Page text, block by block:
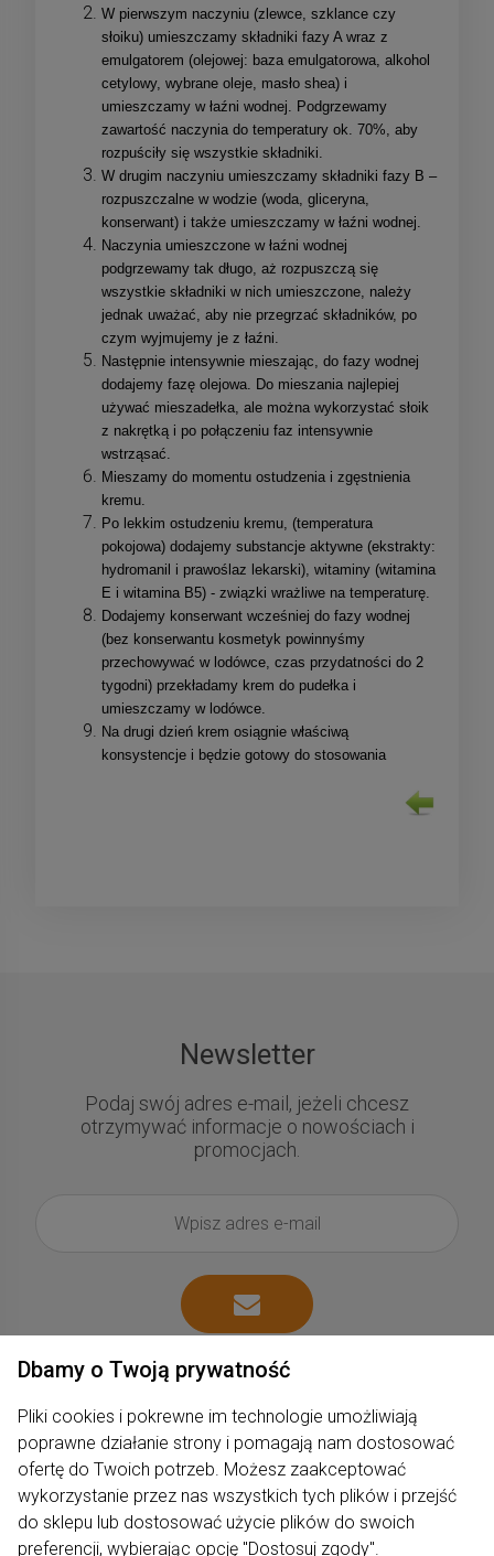
W pierwszym naczyniu (zlewce, szklance czy
słoiku) umieszczamy składniki fazy A wraz z
emulgatorem (olejowej: baza emulgatorowa, alkohol
cetylowy, wybrane oleje, masło shea) i
umieszczamy w łaźni wodnej. Podgrzewamy
zawartość naczynia do temperatury ok. 70%, aby
rozpuściły się wszystkie składniki.
W drugim naczyniu umieszczamy składniki fazy B –
rozpuszczalne w wodzie (woda, gliceryna,
konserwant) i także umieszczamy w łaźni wodnej.
Naczynia umieszczone w łaźni wodnej
podgrzewamy tak długo, aż rozpuszczą się
wszystkie składniki w nich umieszczone, należy
jednak uważać, aby nie przegrzać składników, po
czym wyjmujemy je z łaźni.
Następnie intensywnie mieszając, do fazy wodnej
dodajemy fazę olejowa. Do mieszania najlepiej
używać mieszadełka, ale można wykorzystać słoik
z nakrętką i po połączeniu faz intensywnie
wstrząsać.
Mieszamy do momentu ostudzenia i zgęstnienia
kremu.
Po lekkim ostudzeniu kremu, (temperatura
pokojowa) dodajemy substancje aktywne (ekstrakty:
hydromanil i prawoślaz lekarski), witaminy (witamina
E i witamina B5) - związki wrażliwe na temperaturę.
Dodajemy konserwant wcześniej do fazy wodnej
(bez konserwantu kosmetyk powinnyśmy
przechowywać w lodówce, czas przydatności do 2
tygodni) przekładamy krem do pudełka i
umieszczamy w lodówce.
Na drugi dzień krem osiągnie właściwą
konsystencje i będzie gotowy do stosowania
Newsletter
Podaj swój adres e-mail, jeżeli chcesz
otrzymywać informacje o nowościach i
promocjach.
Zakupy
Dbamy o Twoją prywatność
Pliki cookies i pokrewne im technologie umożliwiają
poprawne działanie strony i pomagają nam dostosować
ofertę do Twoich potrzeb. Możesz zaakceptować
wykorzystanie przez nas wszystkich tych plików i przejść
do sklepu lub dostosować użycie plików do swoich
preferencji, wybierając opcję "Dostosuj zgody".